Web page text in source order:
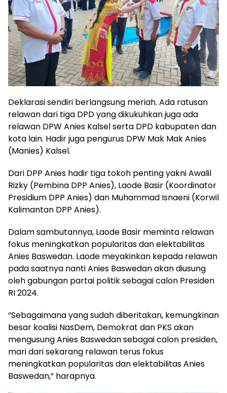
Deklarasi sendiri berlangsung meriah. Ada ratusan
relawan dari tiga DPD yang dikukuhkan juga ada
relawan DPW Anies Kalsel serta DPD kabupaten dan
kota lain. Hadir juga pengurus DPW Mak Mak Anies
(Manies) Kalsel.
Dari DPP Anies hadir tiga tokoh penting yakni Awalil
Rizky (Pembina DPP Anies), Laode Basir (Koordinator
Presidium DPP Anies) dan Muhammad Isnaeni (Korwil
Kalimantan DPP Anies).
Dalam sambutannya, Laode Basir meminta relawan
fokus meningkatkan popularitas dan elektabilitas
Anies Baswedan. Laode meyakinkan kepada relawan
pada saatnya nanti Anies Baswedan akan diusung
oleh gabungan partai politik sebagai calon Presiden
RI 2024.
“Sebagaimana yang sudah diberitakan, kemungkinan
besar koalisi NasDem, Demokrat dan PKS akan
mengusung Anies Baswedan sebagai calon presiden,
mari dari sekarang relawan terus fokus
meningkatkan popularitas dan elektabilitas Anies
Baswedan,” harapnya.